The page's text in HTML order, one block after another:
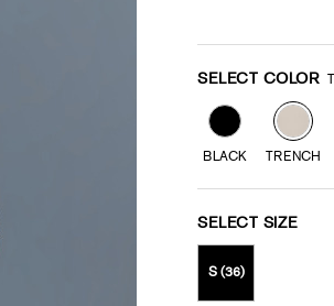
Promotions
SELECT COLOR
BLACK TRENCH
SELECT SIZE
S (36)